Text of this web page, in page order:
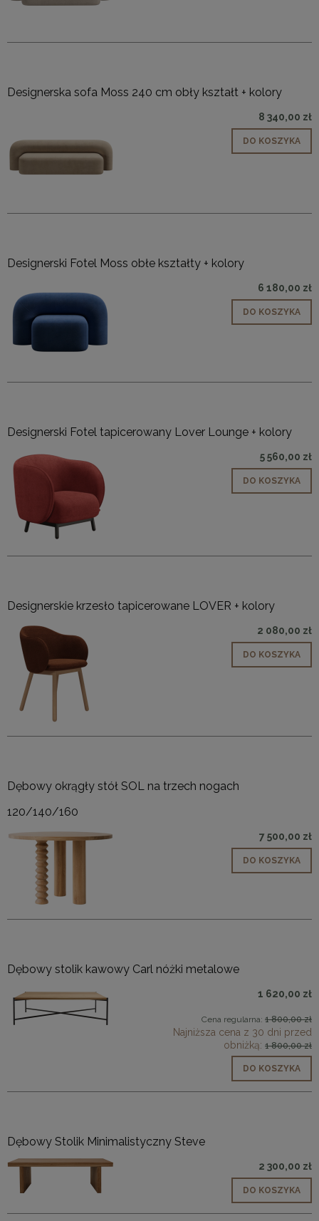
Designerska sofa Moss 240 cm obły kształt + kolory
8 340,00 zł
DO KOSZYKA
Designerski Fotel Moss obłe kształty + kolory
6 180,00 zł
DO KOSZYKA
Designerski Fotel tapicerowany Lover Lounge + kolory
5 560,00 zł
DO KOSZYKA
Designerskie krzesło tapicerowane LOVER + kolory
2 080,00 zł
DO KOSZYKA
Dębowy okrągły stół SOL na trzech nogach
120/140/160
7 500,00 zł
DO KOSZYKA
Dębowy stolik kawowy Carl nóżki metalowe
1 620,00 zł
Cena regularna: 1 800,00 zł
Najniższa cena z 30 dni przed
obniżką: 1 800,00 zł
DO KOSZYKA
Dębowy Stolik Minimalistyczny Steve
2 300,00 zł
DO KOSZYKA